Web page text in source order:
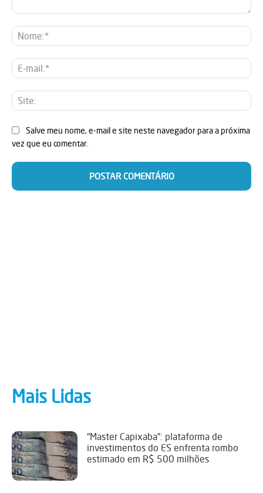
E-
Salve meu nome, e-mail e site neste navegador para a próxima
vez que eu comentar.
Mais Lidas
“Master Capixaba”: plataforma de
investimentos do ES enfrenta rombo
estimado em R$ 500 milhões